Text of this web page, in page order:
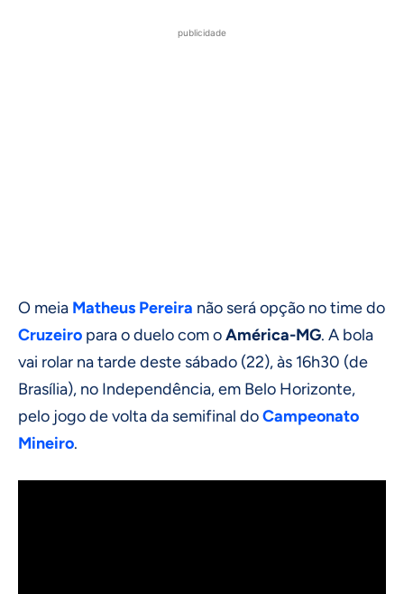
publicidade
O meia Matheus Pereira não será opção no time do
Cruzeiro para o duelo com oAmérica-MG. A bola
vai rolar na tarde deste sábado (22), às 16h30 (de
Brasília), no Independência, em Belo Horizonte,
pelo jogo de volta da semifinal doCampeonato
Mineiro.